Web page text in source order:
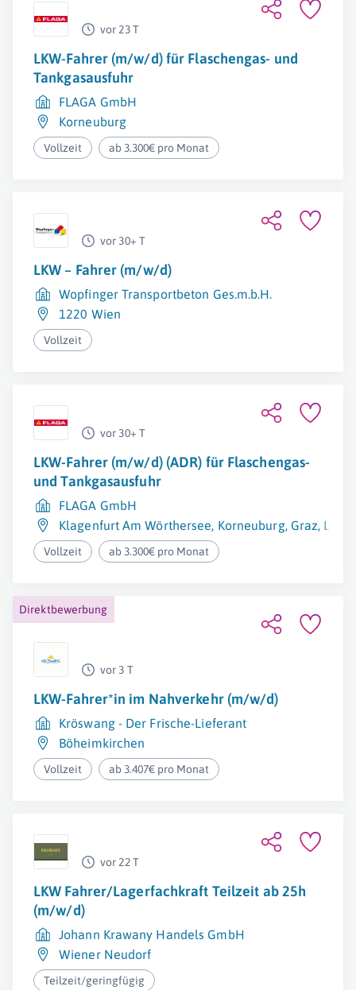
vor 23 T
LKW-Fahrer (m/w/d) für Flaschengas- und
Tankgasausfuhr
FLAGA GmbH
Korneuburg
Vollzeit ab 3.300€ pro Monat
vor 30+ T
LKW – Fahrer (m/w/d)
Wopfinger Transportbeton Ges.m.b.H.
1220 Wien
Vollzeit
vor 30+ T
LKW-Fahrer (m/w/d) (ADR) für Flaschengas-
und Tankgasausfuhr
FLAGA GmbH
Klagenfurt Am Wörthersee, Korneuburg, Graz, Linz
Vollzeit ab 3.300€ pro Monat
Direktbewerbung
vor 3 T
LKW-Fahrer*in im Nahverkehr (m/w/d)
Kröswang - Der Frische-Lieferant
Böheimkirchen
Vollzeit ab 3.407€ pro Monat
vor 22 T
LKW Fahrer/Lagerfachkraft Teilzeit ab 25h
(m/w/d)
Johann Krawany Handels GmbH
Wiener Neudorf
Teilzeit/geringfügig